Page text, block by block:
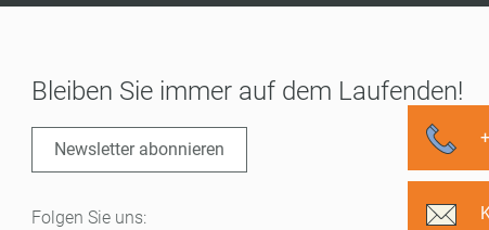
Bleiben Sie immer auf dem Laufenden!
Newsletter abonnieren
Folgen Sie uns: